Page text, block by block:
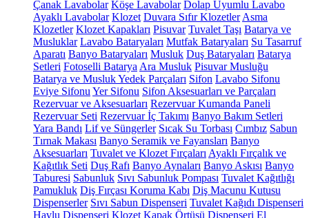
Çanak Lavabolar Köşe Lavabolar Dolap Uyumlu Lavabo
Ayaklı Lavabolar Klozet Duvara Sıfır Klozetler Asma
Klozetler Klozet Kapakları Pisuvar Tuvalet Taşı Batarya ve
Musluklar Lavabo Bataryaları Mutfak Bataryaları Su Tasarruf
Aparatı Banyo Bataryaları Musluk Duş Bataryaları Batarya
Setleri Fotoselli Batarya Ara Musluk Pisuvar Musluğu
Batarya ve Musluk Yedek Parçaları Sifon Lavabo Sifonu
Eviye Sifonu Yer Sifonu Sifon Aksesuarları ve Parçaları
Rezervuar ve Aksesuarları Rezervuar Kumanda Paneli
Rezervuar Seti Rezervuar İç Takımı Banyo Bakım Setleri
Yara Bandı Lif ve Süngerler Sıcak Su Torbası Cımbız Sabun
Tırnak Makası Banyo Seramik ve Fayansları Banyo
Aksesuarları Tuvalet ve Klozet Fırçaları Ayaklı Fırçalık ve
Kağıtlık Seti Duş Rafı Banyo Aynaları Banyo Askısı Banyo
Taburesi Sabunluk Sıvı Sabunluk Pompası Tuvalet Kağıtlığı
Pamukluk Diş Fırçası Koruma Kabı Diş Macunu Kutusu
Dispenserler Sıvı Sabun Dispenseri Tuvalet Kağıdı Dispenseri
Havlu Dispenseri Klozet Kapak Örtüsü Dispenseri El